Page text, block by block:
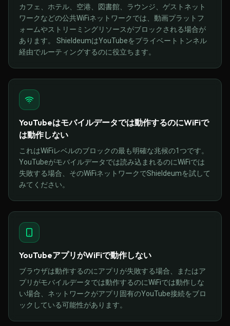
カフェ、ホテル、空港、図書館、ラウンジ、ゲストネット
ワークなどの公共WiFiネットワークでは、動画プラットフ
ォームやストリーミングリソースがブロックされる場合が
あります。 ShieldeumはYouTubeをプライベートトンネル
経由でルーティングするのに役立ちます。
YouTubeはモバイルデータでは動作するのにWiFiで
は動作しない
これはWiFiレベルのブロックの最も明確な兆候の1つです。
YouTubeがモバイルデータでは読み込まれるのにWiFiでは
失敗する場合、そのWiFiネットワークでShieldeumを試して
みてください。
YouTubeアプリがWiFiで動作しない
ブラウザは動作するのにアプリが失敗する場合、またはア
プリがモバイルデータでは動作するのにWiFiでは動作しな
い場合、ネットワークがアプリ固有のYouTube接続をブロ
ックしている可能性があります。